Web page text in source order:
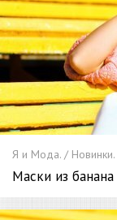
Я и Мода. / Новинки.
Маски из